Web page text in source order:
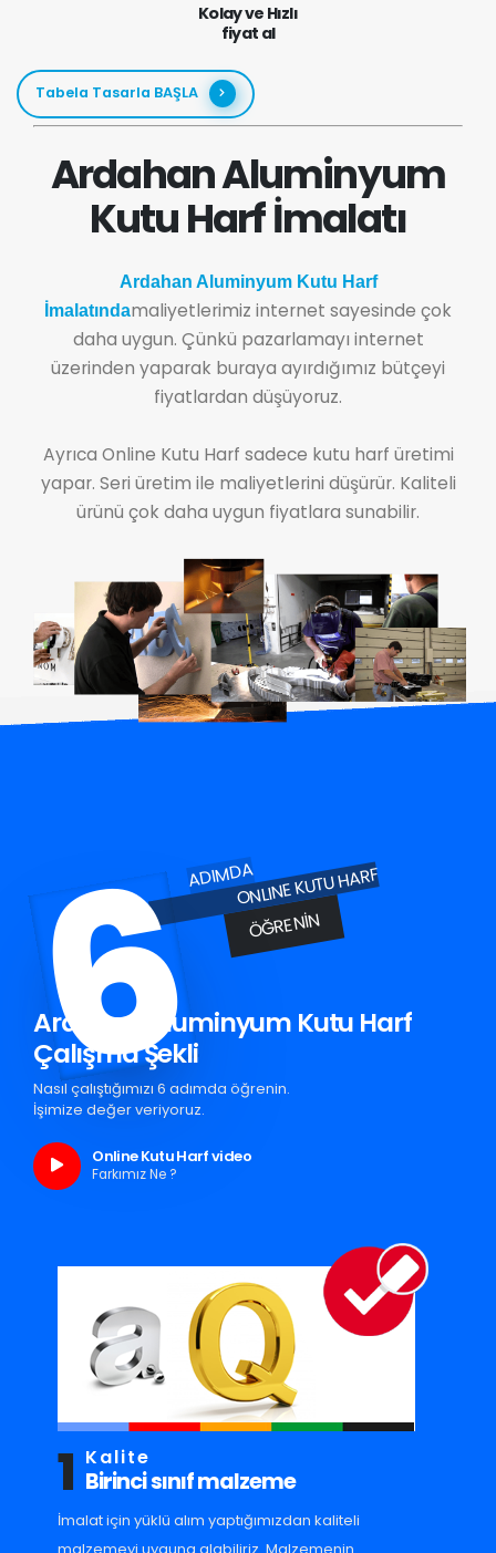
Kolay ve Hızlı
fiyat al
Tabela Tasarla BAŞLA
Ardahan Aluminyum
Kutu Harf İmalatı
Ardahan Aluminyum Kutu Harf
İmalatındamaliyetlerimiz internet sayesinde çok
daha uygun. Çünkü pazarlamayı internet
üzerinden yaparak buraya ayırdığımız bütçeyi
fiyatlardan düşüyoruz.
Ayrıca Online Kutu Harf sadece kutu harf üretimi
yapar. Seri üretim ile maliyetlerini düşürür. Kaliteli
ürünü çok daha uygun fiyatlara sunabilir.
6ADIMDAONLINE KUTU HARF
ÖĞRENIN
Ardahan Aluminyum Kutu Harf
Çalışma Şekli
Nasıl çalıştığımızı 6 adımda öğrenin.
İşimize değer veriyoruz.
Online Kutu Harf video
Farkımız Ne ?
1 Kalite
Birinci sınıf malzeme
İmalat için yüklü alım yaptığımızdan kaliteli